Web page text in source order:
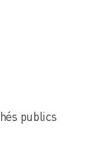
publics